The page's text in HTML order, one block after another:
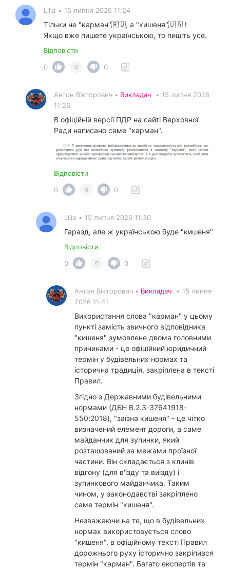
Lilia • 15 липня 2026 11:24
Тільки не "карман"🇷🇺, а "кишеня"🇺🇦 !
Якщо вже пишете українською, то пишіть усе.
Відповісти
0
0 0
Антон Вікторович • Викладач • 15 липня 2026
11:26
В офіційній версії ПДР на сайті Верховної
Ради написано саме "карман".
Відповісти
0
0 0
Lilia • 15 липня 2026 11:30
Гаразд, але ж українською буде "кишеня"
Відповісти
0
0 0
Антон Вікторович • Викладач • 15 липня
2026 11:41
Використання слова "карман" у цьому
пункті замість звичного відповідника
"кишеня" зумовлене двома головними
причинами - це офіційний юридичний
термін у будівельних нормах та
історична традиція, закріплена в тексті
Правил.
Згідно з Державними будівельними
нормами (ДБН В.2.3-37641918-
550:2018), "заїзна кишеня" - це чітко
визначений елемент дороги, а саме
майданчик для зупинки, який
розташований за межами проїзної
частини. Він складається з клинів
відгону (для в'їзду та виїзду) і
зупинкового майданчика. Таким
чином, у законодавстві закріплено
саме термін "кишеня".
Незважаючи на те, що в будівельних
нормах використовується слово
"кишеня", в офіційному тексті Правил
дорожнього руху історично закріпився
термін "карман". Багато експертів та